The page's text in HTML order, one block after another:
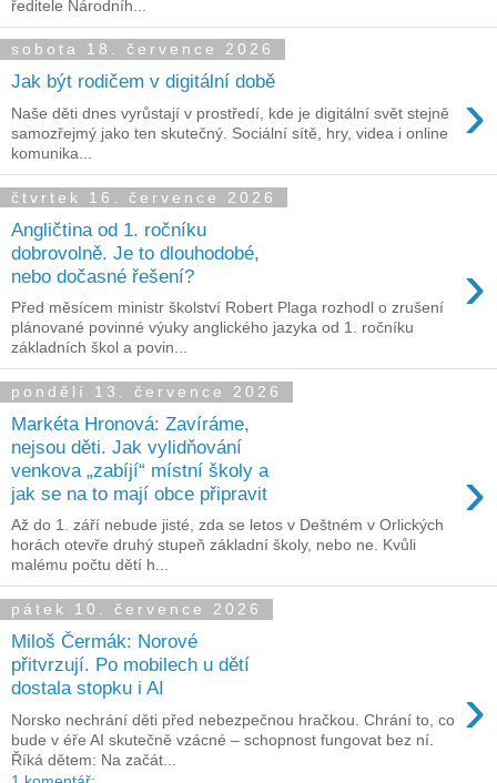
ředitele Národníh...
sobota 18. července 2026
Jak být rodičem v digitální době ›
Naše děti dnes vyrůstají v prostředí, kde je digitální svět stejně
samozřejmý jako ten skutečný. Sociální sítě, hry, videa i online
komunika...
čtvrtek 16. července 2026
Angličtina od 1. ročníku
dobrovolně. Je to dlouhodobé,
nebo dočasné řešení?
›
Před měsícem ministr školství Robert Plaga rozhodl o zrušení
plánované povinné výuky anglického jazyka od 1. ročníku
základních škol a povin...
pondělí 13. července 2026
Markéta Hronová: Zavíráme,
nejsou děti. Jak vylidňování
venkova „zabíjí“ místní školy a
jak se na to mají obce připravit
›
Až do 1. září nebude jisté, zda se letos v Deštném v Orlických
horách otevře druhý stupeň základní školy, nebo ne. Kvůli
malému počtu dětí h...
pátek 10. července 2026
Miloš Čermák: Norové
přitvrzují. Po mobilech u dětí
dostala stopku i AI
›
Norsko nechrání děti před nebezpečnou hračkou. Chrání to, co
bude v éře AI skutečně vzácné – schopnost fungovat bez ní.
Říká dětem: Na začát...